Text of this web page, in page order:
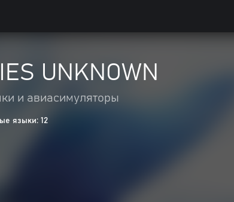
UNKNOWN
и авиасимуляторы
языки: 12